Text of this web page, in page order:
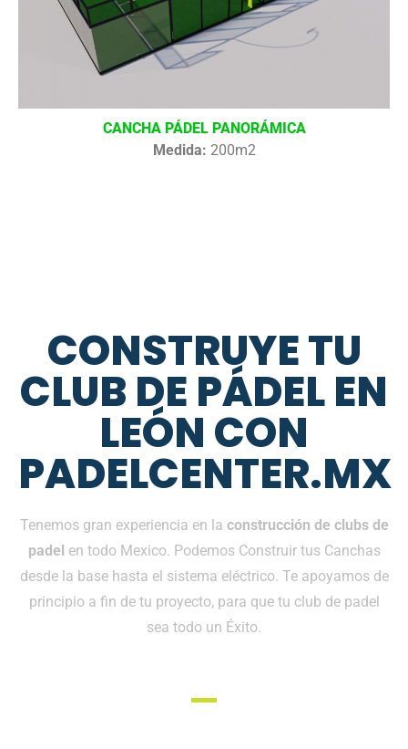
CANCHA PÁDEL PANORÁMICA
Medida: 200m2
CONSTRUYE TU
CLUB DE PÁDEL EN
LEÓN CON
PADELCENTER.MX
Tenemos gran experiencia en la construcción de clubs de
padel en todo Mexico. Podemos Construir tus Canchas
desde la base hasta el sistema eléctrico. Te apoyamos de
principio a fin de tu proyecto, para que tu club de padel
sea todo un Éxito.